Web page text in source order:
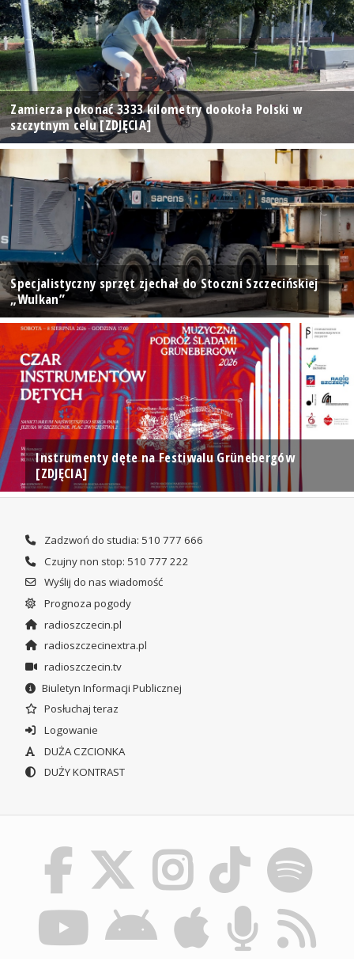
Zamierza pokonać 3333 kilometry dookoła Polski w
szczytnym celu [ZDJĘCIA]
Specjalistyczny sprzęt zjechał do Stoczni Szczecińskiej
„Wulkan”
Instrumenty dęte na Festiwalu Grünebergów
[ZDJĘCIA]
Zadzwoń do studia: 510 777 666
Czujny non stop: 510 777 222
Wyślij do nas wiadomość
Prognoza pogody
radioszczecin.pl
radioszczecinextra.pl
radioszczecin.tv
Biuletyn Informacji Publicznej
Posłuchaj teraz
Logowanie
DUŻA CZCIONKA
DUŻY KONTRAST